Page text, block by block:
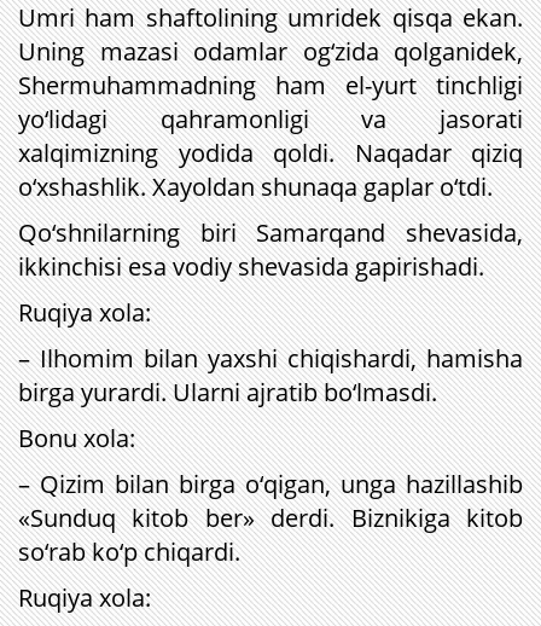
Umri ham shaftolining umridek qisqa ekan.
Uning mazasi odamlar og‘zida qolganidek,
Shermuhammadning ham el-yurt tinchligi
yo‘lidagi qahramonligi va jasorati
xalqimizning yodida qoldi. Naqadar qiziq
o‘xshashlik. Xayoldan shunaqa gaplar o‘tdi.
Qo‘shnilarning biri Samarqand shevasida,
ikkinchisi esa vodiy shevasida gapirishadi.
Ruqiya xola:
– Ilhomim bilan yaxshi chiqishardi, hamisha
birga yurardi. Ularni ajratib bo‘lmasdi.
Bonu xola:
– Qizim bilan birga o‘qigan, unga hazillashib
«Sunduq kitob ber» derdi. Biznikiga kitob
so‘rab ko‘p chiqardi.
Ruqiya xola: